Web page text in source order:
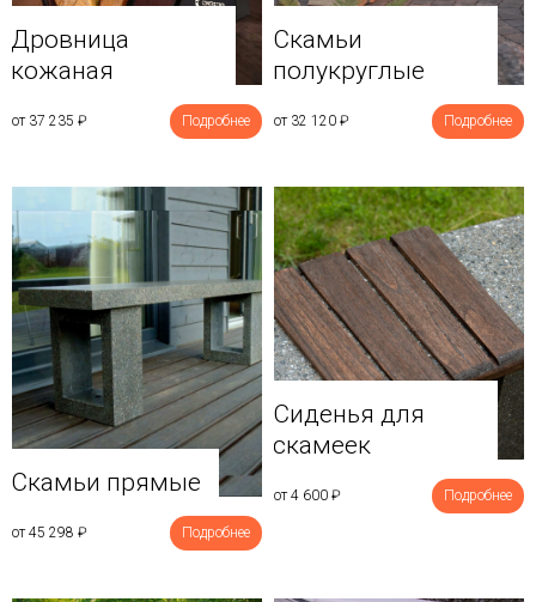
Дровница
кожаная
от 37 235 ₽ Подробнее
Скамьи
полукруглые
от 32 120 ₽ Подробнее
Скамьи прямые
от 45 298 ₽ Подробнее
Сиденья для
скамеек
от 4 600 ₽ Подробнее